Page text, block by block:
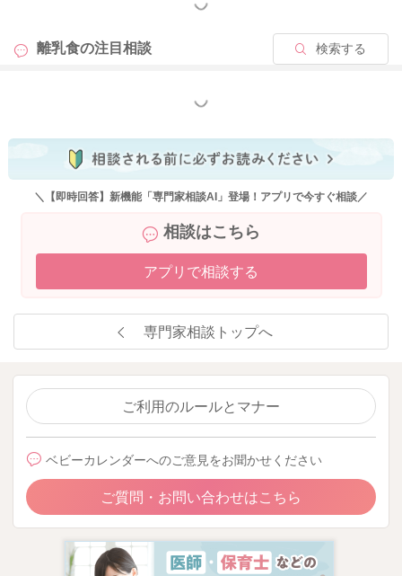
・市販のベビーフードで避けたほうがいいものはあるか
間が空いてしまうと耐性が付きにくくなると言われますので、
ながら与えて様子をみていただくのも問題ないと思いますよ。
よろしくお願いいたします。
2025/12/4 7:59
もっと見る
離乳食の注目相談 検索する
もっと見る
＼【即時回答】新機能「専門家相談AI」登場！アプリで今すぐ相談／
相談はこちら
アプリで相談する
専門家相談トップへ
ご利用のルールとマナー
ベビーカレンダーへのご意見をお聞かせください
ご質問・お問い合わせはこちら